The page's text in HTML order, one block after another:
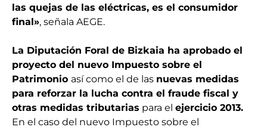
las quejas de las eléctricas, es el consumidor
final», señala AEGE.
La Diputación Foral de Bizkaia ha aprobado el
proyecto del nuevo Impuesto sobre el
Patrimonio así como el de las nuevas medidas
para reforzar la lucha contra el fraude fiscal y
otras medidas tributarias para el ejercicio 2013.
En el caso del nuevo Impuesto sobre el